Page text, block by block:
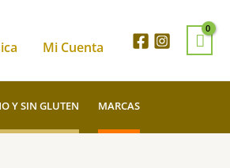
Mi Cuenta
Y SIN GLUTEN MARCAS